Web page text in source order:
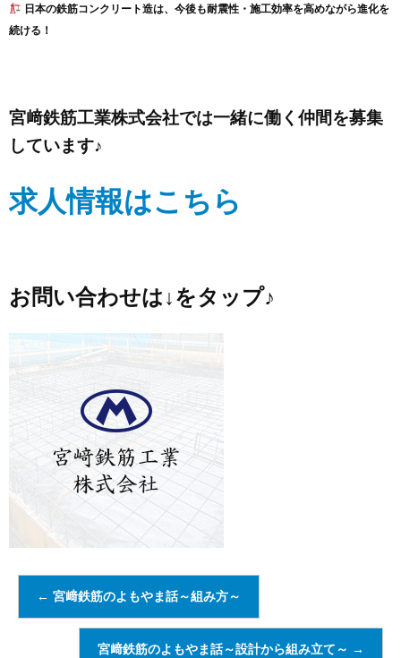
日本の鉄筋コンクリート造は、今後も耐震性・施工効率を高めながら進化を
続ける！
宮﨑鉄筋工業株式会社では一緒に働く仲間を募集
しています♪
求人情報はこちら
お問い合わせは↓をタップ♪
← 宮﨑鉄筋のよもやま話～組み方～
宮﨑鉄筋のよもやま話～設計から組み立て～ →